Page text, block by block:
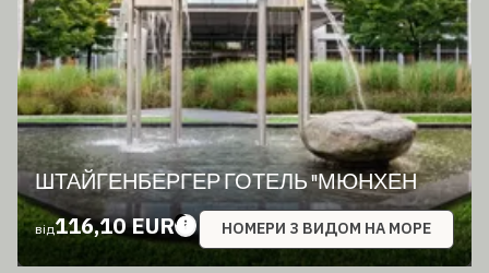
ШТАЙГЕНБЕРГЕР ГОТЕЛЬ "МЮНХЕН
від116,10 EUR НОМЕРИ З ВИДОМ НА МОРЕ